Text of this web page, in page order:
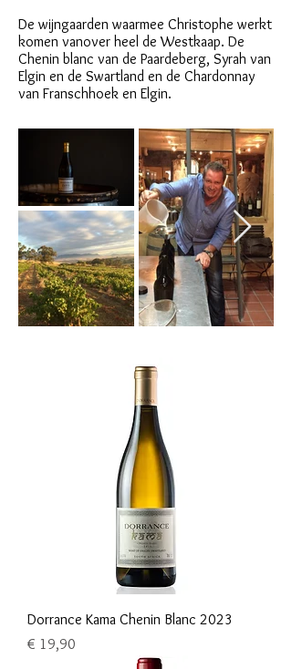
De wijngaarden waarmee Christophe werkt
komen vanover heel de Westkaap. De
Chenin blanc van de Paardeberg, Syrah van
Elgin en de Swartland en de Chardonnay
van Franschhoek en Elgin.
Dorrance Kama Chenin Blanc 2023
Prijs
€ 19,90